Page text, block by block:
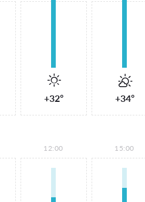
+32° +34°
12:00 15:00